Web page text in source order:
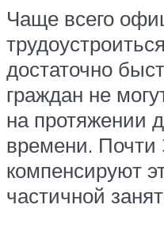
Чаще всего
достаточно
граждан не
на протяжении
времени. Почти
компенсируют
частичной